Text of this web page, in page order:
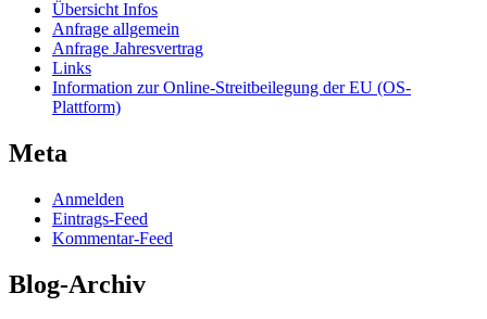
Übersicht Infos
Anfrage allgemein
Anfrage Jahresvertrag
Links
Information zur Online-Streitbeilegung der EU (OS-
Plattform)
Meta
Anmelden
Eintrags-Feed
Kommentar-Feed
Blog-Archiv